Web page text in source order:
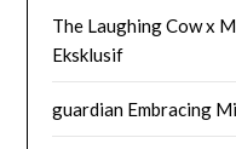
The Laughing Cow x
Eksklusif
guardian Embracing